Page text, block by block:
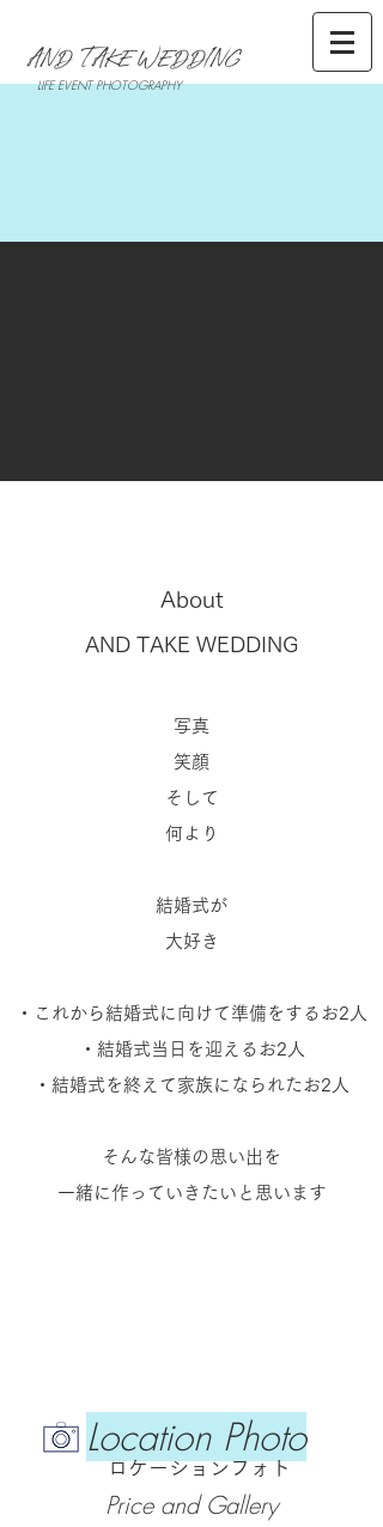
AND TAKE WEDDING
LIFE EVENT PHOTOGRAPHY
About
AND TAKE WEDDING
写真
笑顔
そして
何より
結婚式が
大好き
・これから結婚式に向けて 準備をするお2人
・結婚式当日を迎えるお2人
・結婚式を終えて家族になられたお2人
そんな皆様の思い出を
一緒に作っていきたいと思い ​ます​
Location Photo
ロケーションフォト
Price and Gallery